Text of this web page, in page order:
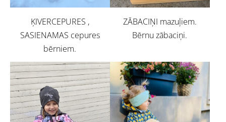
ĶIVERCEPURES ,
SASIENAMAS cepures
bērniem.
ZĀBACIŅI mazuļiem.
Bērnu zābaciņi.